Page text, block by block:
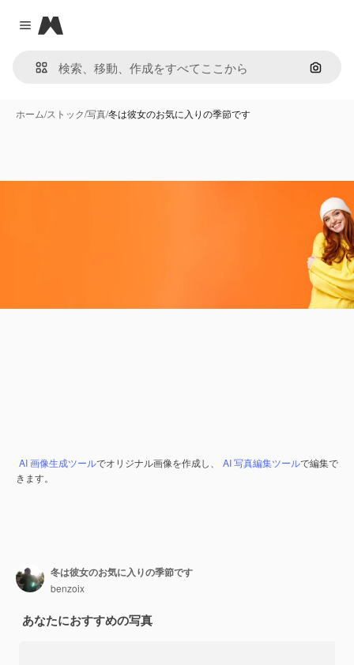
Close menu
Magnific
画像で
ホーム/ストック/写真/冬は彼女のお気に入りの季節です
AI 画像生成ツールでオリジナル画像を作成し、 AI 写真編集ツールで編集で
きます。
冬は彼女のお気に入りの季節です
benzoix
あなたにおすすめの写真